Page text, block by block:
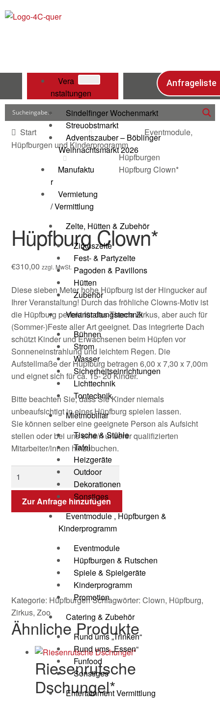
Vera
nstaltungen
Sindelfinger Wochenmarkt
Streuobstmarkt
Adventszauber – Böblinger
Weihnachtsmarkt 2026
Manufaktu
r
Vermietung
/ Vermittlung
Zelte, Hütten & Zubehör
Zirkuszelte
Fest- & Partyzelte
Pagoden & Pavillons
Hütten
Zubehör
Veranstaltungstechnik
Bühnen
Strom
Wasser
Sicherheitseinrichtungen
Lichttechnik
Tontechnik
Mietmobiliar
Tische & Stühle
Tafel
Heizgeräte
Outdoor
Dekorationen
Sonstiges
Eventmodule , Hüpfburgen &
Kinderprogramm
Eventmodule
Hüpfburgen & Rutschen
Spiele & Spielgeräte
Kinderprogramm
Promotion
Catering & Zubehör
Rund ums „Trinken“
Rund ums „Essen“
Funfood
Sonstiges
Entertainment Vermittlung
Anfrageliste
Start
Eventmodule,
Hüpfburgen und Kinderprogramm
Hüpfburgen
Hüpfburg Clown*
Hüpfburg Clown*
€310,00 zzgl. MwSt.
Diese sieben Meter hohe Hüpfburg ist der Hingucker auf
Ihrer Veranstaltung! Durch das fröhliche Clowns-Motiv ist
die Hüpfburg perfekt für das Thema Zirkus, aber auch für
(Sommer-)Feste aller Art geeignet. Das integrierte Dach
schützt Kinder und Erwachsenen beim Hüpfen vor
Sonneneinstrahlung und leichtem Regen. Die
Aufstellmaße der Hüpfburg betragen 6,00 x 7,30 x 7,00m
und eignet sich für ca. 15- 20 Kinder.
Bitte beachten Sie, dass Sie Kinder niemals
unbeaufsichtigt in einer Hüpfburg spielen lassen.
Sie können selber eine geeignete Person als Aufsicht
stellen oder bei uns eine/n unserer qualifizierten
Mitarbeiter/innen hinzubuchen.
Zur Anfrage hinzufügen
Kategorie: HüpfburgenSchlagwörter: Clown, Hüpfburg,
Zirkus, Zoo
Ähnliche Produkte
Riesenrutsche
Dschungel*